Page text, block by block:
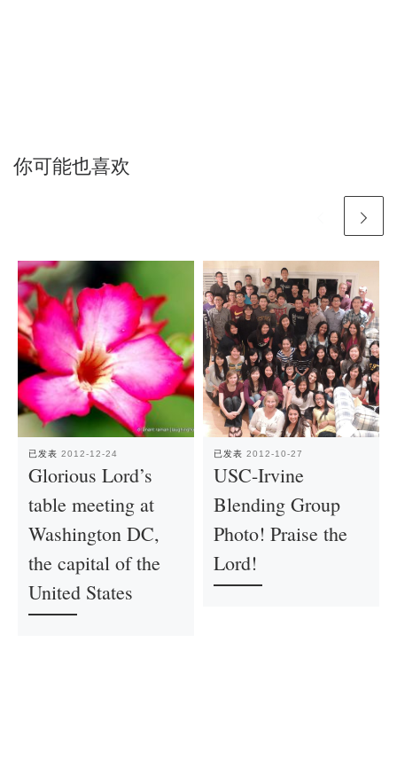
你可能也喜欢
已发表 2012-12-24
Glorious Lord’s
table meeting at
Washington DC,
the capital of the
United States
已发表 2012-10-27
USC-Irvine
Blending Group
Photo! Praise the
Lord!